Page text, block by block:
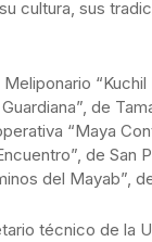
cultura, sus
de
“Maya
de San
del Mayab”,
técnico de la